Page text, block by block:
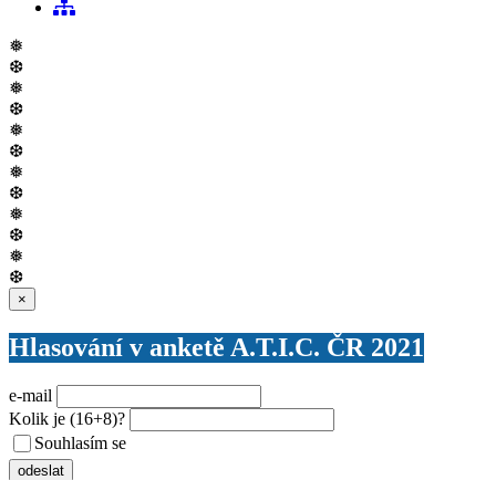
❅
❆
❅
❆
❅
❆
❅
❆
❅
❆
❅
❆
×
Hlasování v anketě A.T.I.C. ČR 2021
e-mail
Kolik je (16+8)?
Souhlasím se
odeslat